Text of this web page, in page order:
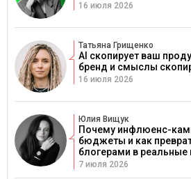
16 июля 2026
Татьяна Грищенко
AI скопирует ваш
бренд и смыслы
16 июля 2026
Юлия Вищук
Почему инфлюенс-
бюджеты и как
блогерами в
7 июля 2026